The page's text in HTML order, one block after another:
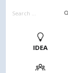
IDEA